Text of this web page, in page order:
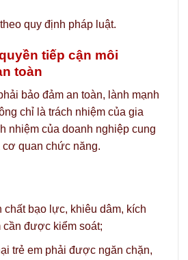
quy định pháp luật.
tiếp cận môi
toàn
bảo đảm an toàn, lành mạnh
chỉ là trách nhiệm của gia
nhiệm của doanh nghiệp cung
cơ quan chức năng.
chất bạo lực, khiêu dâm, kích
cần được kiểm soát;
trẻ em phải được ngăn chặn,